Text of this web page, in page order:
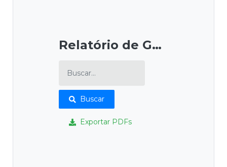
Relatório de Gestão
Buscar
Exportar PDFs